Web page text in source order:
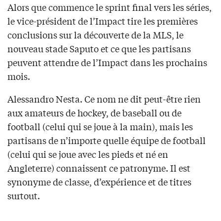
Alors que commence le sprint final vers les séries,
le vice-président de l’Impact tire les premières
conclusions sur la découverte de la MLS, le
nouveau stade Saputo et ce que les partisans
peuvent attendre de l’Impact dans les prochains
mois.
Alessandro Nesta. Ce nom ne dit peut-être rien
aux amateurs de hockey, de baseball ou de
football (celui qui se joue à la main), mais les
partisans de n’importe quelle équipe de football
(celui qui se joue avec les pieds et né en
Angleterre) connaissent ce patronyme. Il est
synonyme de classe, d’expérience et de titres
surtout.